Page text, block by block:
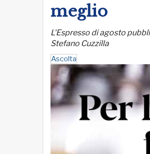
meglio
L'Espresso di agosto
Stefano Cuzzilla
Ascolta